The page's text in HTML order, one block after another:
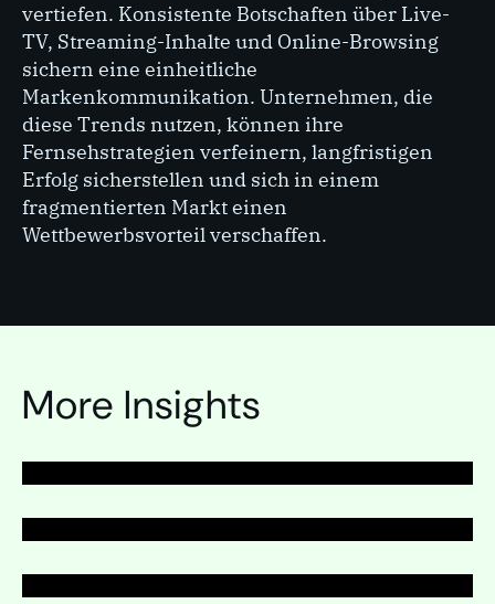
vertiefen. Konsistente Botschaften über Live-
TV, Streaming-Inhalte und Online-Browsing
sichern eine einheitliche
Markenkommunikation. Unternehmen, die
diese Trends nutzen, können ihre
Fernsehstrategien verfeinern, langfristigen
Erfolg sicherstellen und sich in einem
fragmentierten Markt einen
Wettbewerbsvorteil verschaffen.
More Insights
Ausklappen
Fernsehen
Ausklappen
SEITE
Fernsehen
SEITE
Fernsehen